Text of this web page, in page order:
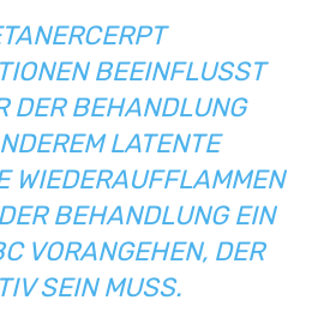
BEEINFLUSST
DER BEHANDLUNG
LATENTE
WIEDERAUFFLAMMEN
BEHANDLUNG EIN
VORANGEHEN, DER
SEIN MUSS.